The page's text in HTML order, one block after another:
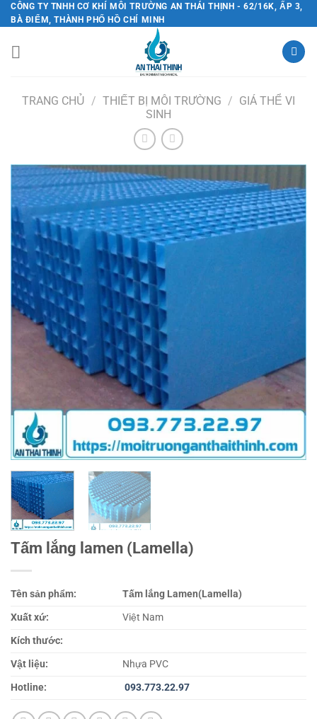
Chuyển
đến
nội
dung
CÔNG TY TNHH CƠ KHÍ MÔI TRƯỜNG AN THÁI THỊNH - 62/16K, ẤP 3,
BÀ ĐIỂM, THÀNH PHỐ HỒ CHÍ MINH
TRANG CHỦ / THIẾT BỊ MÔI TRƯỜNG / GIÁ THỂ VI
SINH
Tấm lắng lamen (Lamella)
Tên sản phẩm:
Tấm lắng Lamen(Lamella)
Xuất xứ:
Việt Nam
Kích thước:
Vật liệu:
Nhựa PVC
Hotline:
093.773.22.97